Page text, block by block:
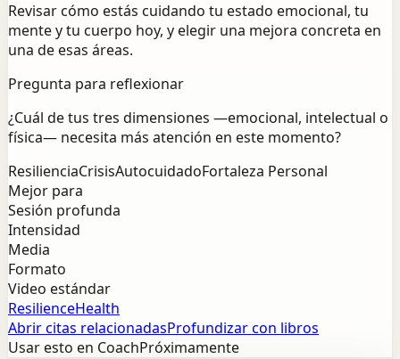
Revisar cómo estás cuidando tu estado emocional, tu
mente y tu cuerpo hoy, y elegir una mejora concreta en
una de esas áreas.
Pregunta para reflexionar
¿Cuál de tus tres dimensiones —emocional, intelectual o
física— necesita más atención en este momento?
ResilienciaCrisisAutocuidadoFortaleza Personal
Mejor para
Sesión profunda
Intensidad
Media
Formato
Video estándar
ResilienceHealth
Abrir citas relacionadasProfundizar con libros
Usar esto en CoachPróximamente